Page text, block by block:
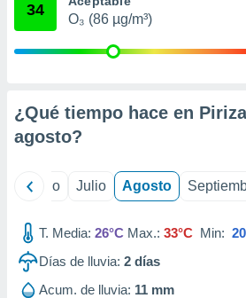
publicidad
1199
34
O₃ (86 µg/m³)
¿Qué tiempo hace en
agosto?
Junio Julio Agosto
T. Media: 26°C Max.: 33°C Min:
Días de lluvia: 2 días
Acum. de lluvia: 11 mm